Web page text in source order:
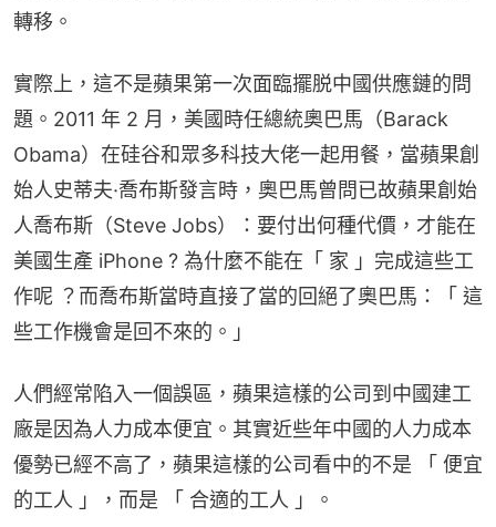
轉移。
實際上，這不是蘋果第一次面臨擺脱中國供應鏈的問
題。2011 年 2 月，美國時任總統奧巴馬（Barack
Obama）在硅谷和眾多科技大佬一起用餐，當蘋果創
始人史蒂夫·喬布斯發言時，奧巴馬曾問已故蘋果創始
人喬布斯（Steve Jobs）：要付出何種代價，才能在
美國生產 iPhone ? 為什麼不能在「 家 」完成這些工
作呢 ？而喬布斯當時直接了當的回絕了奧巴馬：「 這
些工作機會是回不來的。」
人們經常陷入一個誤區，蘋果這樣的公司到中國建工
廠是因為人力成本便宜。其實近些年中國的人力成本
優勢已經不高了，蘋果這樣的公司看中的不是 「 便宜
的工人 」，而是 「 合適的工人 」。